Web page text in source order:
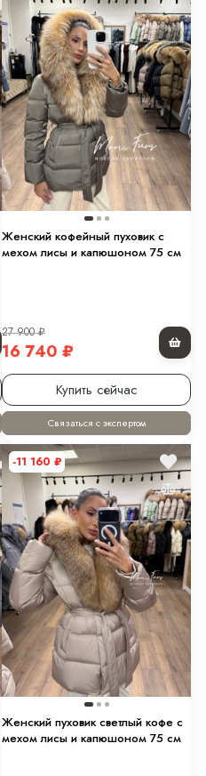
Женский кофейный пуховик с
мехом лисы и капюшоном 75 см
27 900₽
16 740 ₽
Купить сейчас
Связаться с экспертом
-11 160 ₽
Женский пуховик светлый кофе с
мехом лисы и капюшоном 75 см